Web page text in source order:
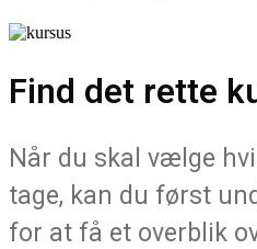
Find det rette
Når du skal vælge
tage, kan du først
for at få et overblik